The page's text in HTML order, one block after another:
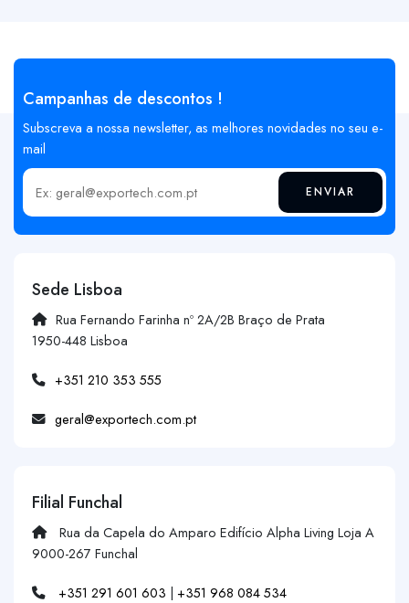
Campanhas de descontos !
Subscreva a nossa newsletter, as melhores novidades no seu e-
mail
Insira o seu email ENVIAR
Sede Lisboa
Rua Fernando Farinha nº 2A/2B Braço de Prata
1950-448 Lisboa
+351 210 353 555
geral@exportech.com.pt
Filial Funchal
Rua da Capela do Amparo Edifício Alpha Living Loja A
9000-267 Funchal
+351 291 601 603 | +351 968 084 534